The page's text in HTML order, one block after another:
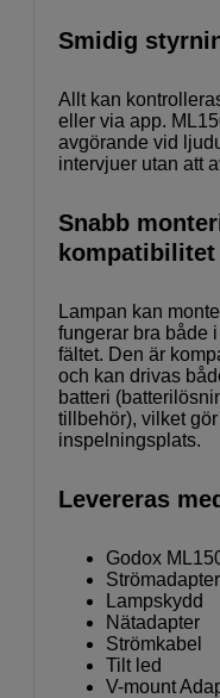
Smidig
Allt kan
eller via app.
avgörande vid
intervjuer utan att
Snabb
kompatibilitet
Lampan kan
fungerar bra både
fältet. Den är
och kan drivas
batteri
tillbehör), vilket
inspelningsplats.
Levereras med
Godox
Strömadapter
Lampskydd
Nätadapter
Strömkabel
Tilt led
V-mount